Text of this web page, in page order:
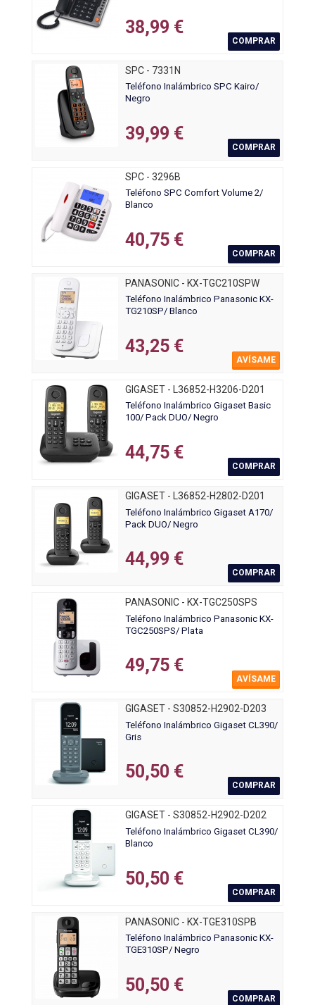
38,99 €
COMPRAR
SPC - 7331N
Teléfono Inalámbrico SPC Kairo/
Negro
39,99 €
COMPRAR
SPC - 3296B
Teléfono SPC Comfort Volume 2/
Blanco
40,75 €
COMPRAR
PANASONIC - KX-TGC210SPW
Teléfono Inalámbrico Panasonic KX-
TG210SP/ Blanco
43,25 €
AVÍSAME
GIGASET - L36852-H3206-D201
Teléfono Inalámbrico Gigaset Basic
100/ Pack DUO/ Negro
44,75 €
COMPRAR
GIGASET - L36852-H2802-D201
Teléfono Inalámbrico Gigaset A170/
Pack DUO/ Negro
44,99 €
COMPRAR
PANASONIC - KX-TGC250SPS
Teléfono Inalámbrico Panasonic KX-
TGC250SPS/ Plata
49,75 €
AVÍSAME
GIGASET - S30852-H2902-D203
Teléfono Inalámbrico Gigaset CL390/
Gris
50,50 €
COMPRAR
GIGASET - S30852-H2902-D202
Teléfono Inalámbrico Gigaset CL390/
Blanco
50,50 €
COMPRAR
PANASONIC - KX-TGE310SPB
Teléfono Inalámbrico Panasonic KX-
TGE310SP/ Negro
50,50 €
COMPRAR